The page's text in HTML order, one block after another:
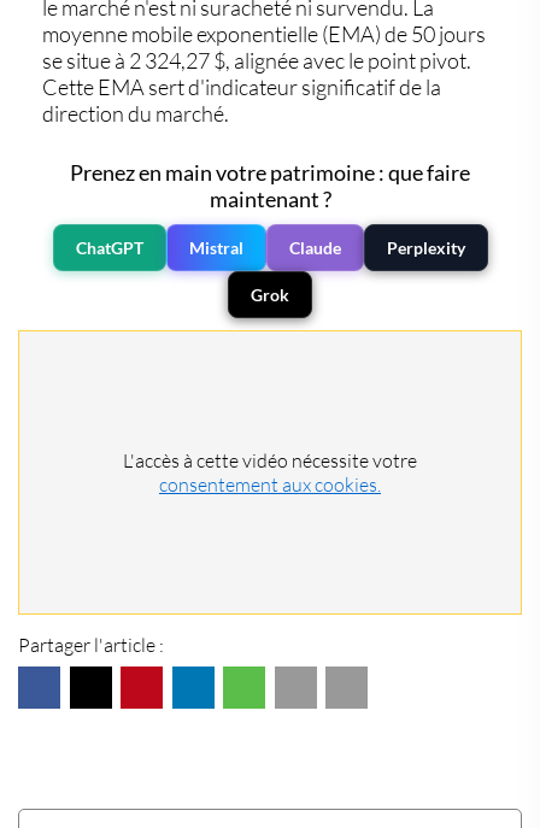
le marché n'est ni suracheté ni survendu. La
moyenne mobile exponentielle (EMA) de 50 jours
se situe à 2 324,27 $, alignée avec le point pivot.
Cette EMA sert d'indicateur significatif de la
direction du marché.
Prenez en main votre patrimoine : que faire
maintenant ?
ChatGPT Mistral Claude Perplexity
Grok
L'accès à cette vidéo nécessite votre
consentement aux cookies.
Partager l'article :